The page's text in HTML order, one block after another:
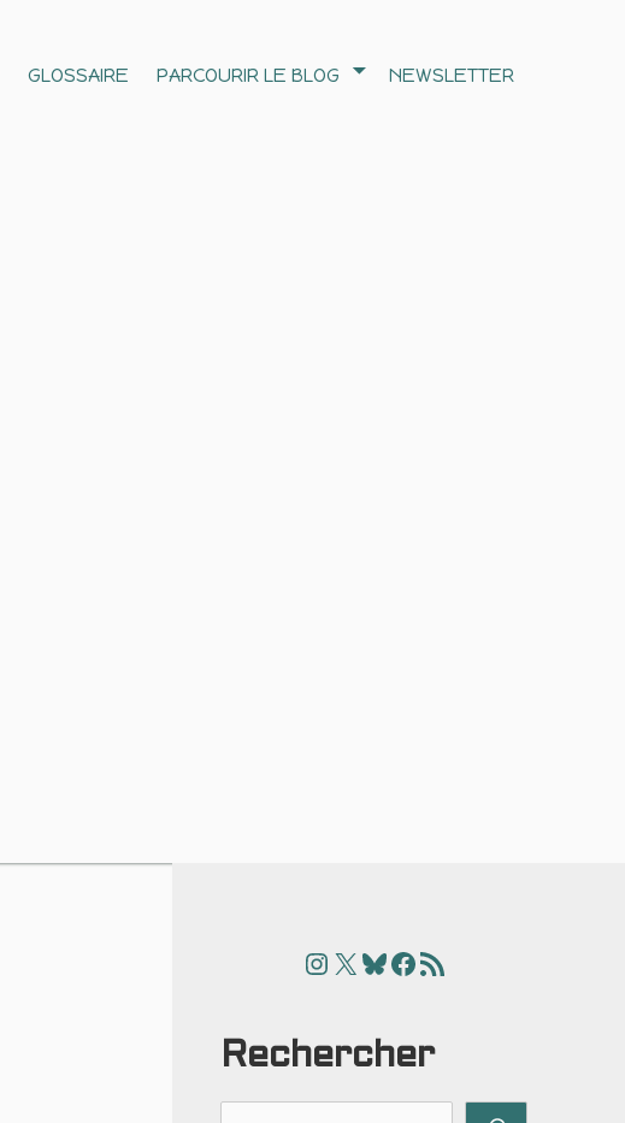
GLOSSAIRE PARCOURIR LE BLOG NEWSLETTER
Instagram
X Bluesky
Facebook
Articles
Rechercher